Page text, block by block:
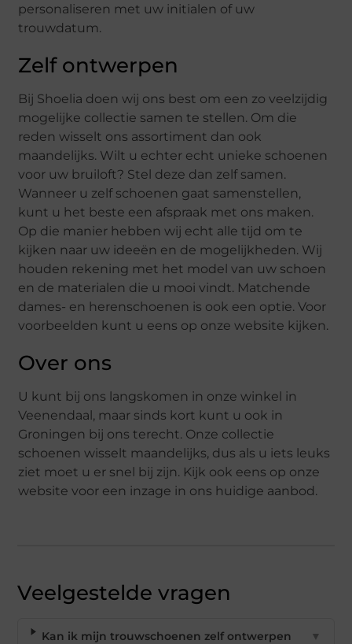
personaliseren met uw initialen of uw
trouwdatum.
Zelf ontwerpen
Bij Shoelia doen wij ons best om een zo veelzijdig
mogelijke collectie samen te stellen. Om die
reden wisselt ons assortiment dan ook
maandelijks. Wilt u echter echt unieke schoenen
voor uw bruiloft? Stel deze dan zelf samen.
Wanneer u zelf schoenen gaat samenstellen,
kunt u het beste een afspraak met ons maken.
Op die manier hebben wij echt alle tijd om te
kijken naar uw ideeën en de mogelijkheden. Wij
houden rekening met het model van uw schoen
en de materialen die u mooi vindt. Matchende
dames- en herenschoenen is ook een optie. Voor
voorbeelden kunt u eens op onze website kijken.
Over ons
U kunt bij ons langskomen in onze winkel in
Veenendaal, maar sinds kort kunt u ook in
Groningen bij ons terecht. Onze collectie
schoenen wisselt maandelijks, dus als u iets leuks
ziet moet u er snel bij zijn. Kijk ook eens op onze
website voor een inzage in ons huidige aanbod.
Veelgestelde vragen
Kan ik mijn trouwschoenen zelf ontwerpen
▼